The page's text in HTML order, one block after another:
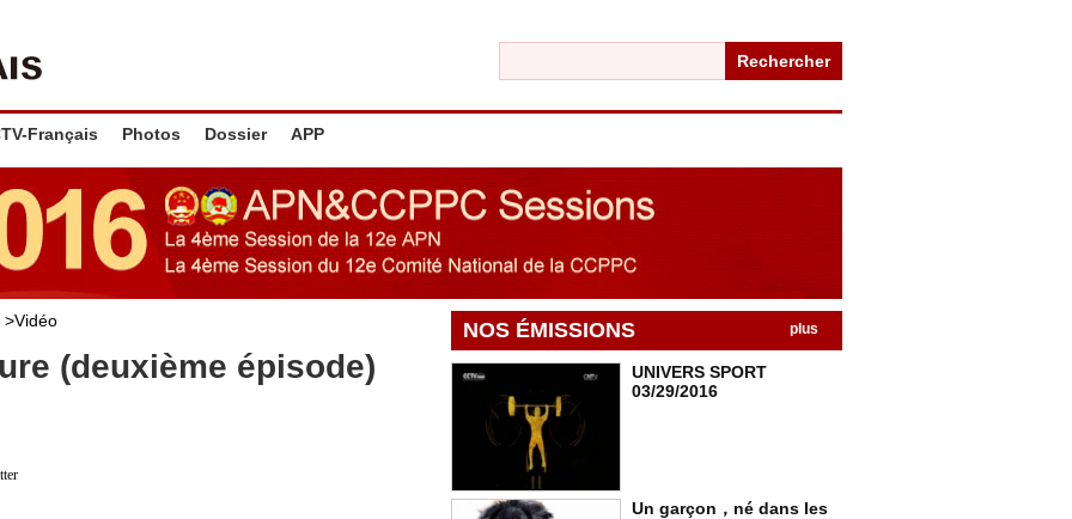
Rechercher
Français Photos Dossier APP
>Vidéo
(deuxième épisode)
NOS ÉMISSIONS plus
UNIVERS SPORT
03/29/2016
Un garçon，né dans les